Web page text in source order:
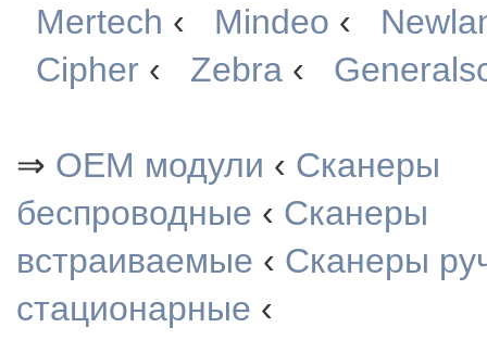
Mertech ‹ Mindeo ‹
Cipher ‹ Zebra ‹
⇒ OEM модули ‹ Сканеры
беспроводные ‹ Сканеры
встраиваемые ‹ Сканеры
стационарные ‹